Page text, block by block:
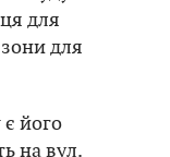
для
зони для
його
на вул.